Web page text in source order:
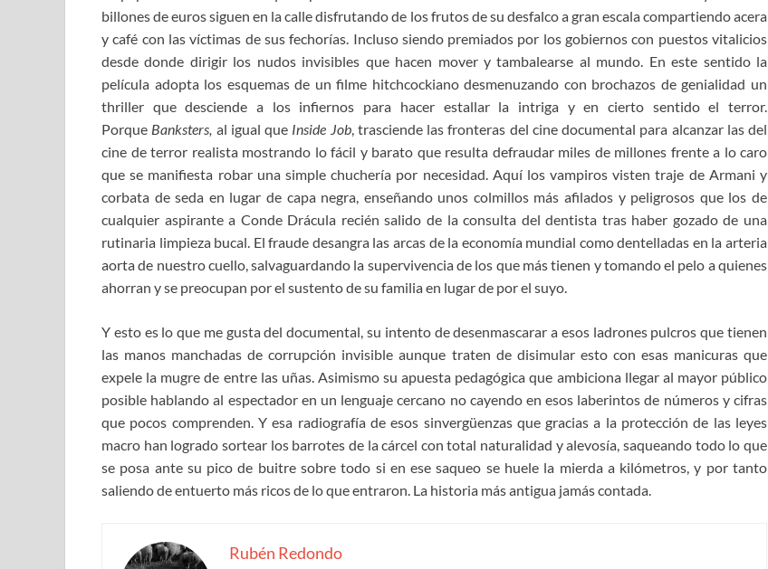
billones de euros siguen en la calle disfrutando de los frutos de su desfalco a gran escala compartiendo acera
y café con las víctimas de sus fechorías. Incluso siendo premiados por los gobiernos con puestos vitalicios
desde donde dirigir los nudos invisibles que hacen mover y tambalearse al mundo. En este sentido la
película adopta los esquemas de un filme hitchcockiano desmenuzando con brochazos de genialidad un
thriller que desciende a los infiernos para hacer estallar la intriga y en cierto sentido el terror.
Porque Banksters, al igual que Inside Job, trasciende las fronteras del cine documental para alcanzar las del
cine de terror realista mostrando lo fácil y barato que resulta defraudar miles de millones frente a lo caro
que se manifiesta robar una simple chuchería por necesidad. Aquí los vampiros visten traje de Armani y
corbata de seda en lugar de capa negra, enseñando unos colmillos más afilados y peligrosos que los de
cualquier aspirante a Conde Drácula recién salido de la consulta del dentista tras haber gozado de una
rutinaria limpieza bucal. El fraude desangra las arcas de la economía mundial como dentelladas en la arteria
aorta de nuestro cuello, salvaguardando la supervivencia de los que más tienen y tomando el pelo a quienes
ahorran y se preocupan por el sustento de su familia en lugar de por el suyo.
Y esto es lo que me gusta del documental, su intento de desenmascarar a esos ladrones pulcros que tienen
las manos manchadas de corrupción invisible aunque traten de disimular esto con esas manicuras que
expele la mugre de entre las uñas. Asimismo su apuesta pedagógica que ambiciona llegar al mayor público
posible hablando al espectador en un lenguaje cercano no cayendo en esos laberintos de números y cifras
que pocos comprenden. Y esa radiografía de esos sinvergüenzas que gracias a la protección de las leyes
macro han logrado sortear los barrotes de la cárcel con total naturalidad y alevosía, saqueando todo lo que
se posa ante su pico de buitre sobre todo si en ese saqueo se huele la mierda a kilómetros, y por tanto
saliendo de entuerto más ricos de lo que entraron. La historia más antigua jamás contada.
Rubén Redondo